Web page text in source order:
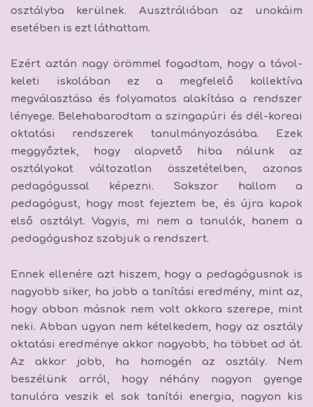
osztályba kerülnek. Ausztráliában az unokáim
esetében is ezt láthattam.
Ezért aztán nagy örömmel fogadtam, hogy a távol-
keleti iskolában ez a megfelelő kollektíva
megválasztása és folyamatos alakítása a rendszer
lényege. Belehabarodtam a szingapúri és dél-koreai
oktatási rendszerek tanulmányozásába. Ezek
meggyőztek, hogy alapvető hiba nálunk az
osztályokat változatlan összetételben, azonos
pedagógussal képezni. Sokszor hallom a
pedagógust, hogy most fejeztem be, és újra kapok
első osztályt. Vagyis, mi nem a tanulók, hanem a
pedagógushoz szabjuk a rendszert.
Ennek ellenére azt hiszem, hogy a pedagógusnak is
nagyobb siker, ha jobb a tanítási eredmény, mint az,
hogy abban másnak nem volt akkora szerepe, mint
neki. Abban ugyan nem kételkedem, hogy az osztály
oktatási eredménye akkor nagyobb, ha többet ad át.
Az akkor jobb, ha homogén az osztály. Nem
beszélünk arról, hogy néhány nagyon gyenge
tanulóra veszik el sok tanítói energia, nagyon kis